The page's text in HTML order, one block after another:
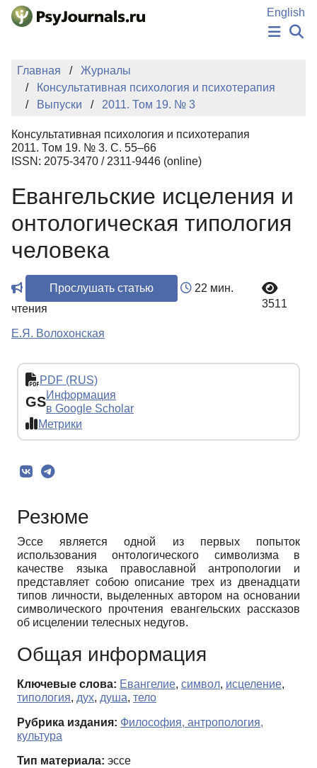
Перейти к основному содержанию
English
НОВОСТИ
АВТОРЫ
КЛЮЧЕВЫЕ СЛОВА
Регистрация
Главная
Журналы
Консультативная психология и психотерапия
Выпуски
2011. Том 19. № 3
Консультативная психология и психотерапия
2011. Том 19. № 3. С. 55–66
ISSN: 2075-3470 / 2311-9446 (online)
Евангельские исцеления и
онтологическая типология
человека
Прослушать статью
22 мин.
чтения
3511
Е.Я. Волохонская
PDF (RUS)
GSИнформация
в Google Scholar
Метрики
Резюме
Эссе является одной из первых попыток
использования онтологического символизма в
качестве языка православной антропологии и
представляет собою описание трех из двенадцати
типов личности, выделенных автором на основании
символического прочтения евангельских рассказов
об исцелении телесных недугов.
Общая информация
Ключевые слова: Евангелие, символ, исцеление,
типология, дух, душа, тело
Рубрика издания: Философия, антропология,
культура
Тип материала: эссе